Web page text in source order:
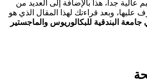
عالية جدا، هذا بالإضافة إلى العديد من
عليها، وبعد قراءتك لهذا المقال الذي هو
البندقية للبكالوريوس والماجستير